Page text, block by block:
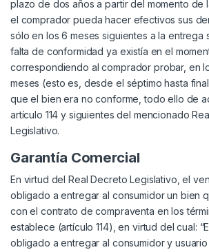
plazo de dos años a partir del momento de
el comprador pueda hacer efectivos sus
sólo en los 6 meses siguientes a la entrega
falta de conformidad ya existía en el
correspondiendo al comprador probar, en
meses (esto es, desde el séptimo hasta
que el bien era no conforme, todo ello de
artículo 114 y siguientes del mencionado
Legislativo.
Garantía Comercial
En virtud del Real Decreto Legislativo, el
obligado a entregar al consumidor un bien
con el contrato de compraventa en los
establece (artículo 114), en virtud del cual:
obligado a entregar al consumidor y